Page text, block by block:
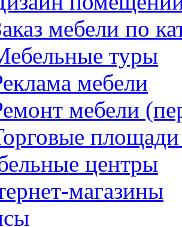
мебели по
туры
мебели
мебели
центры
магазины